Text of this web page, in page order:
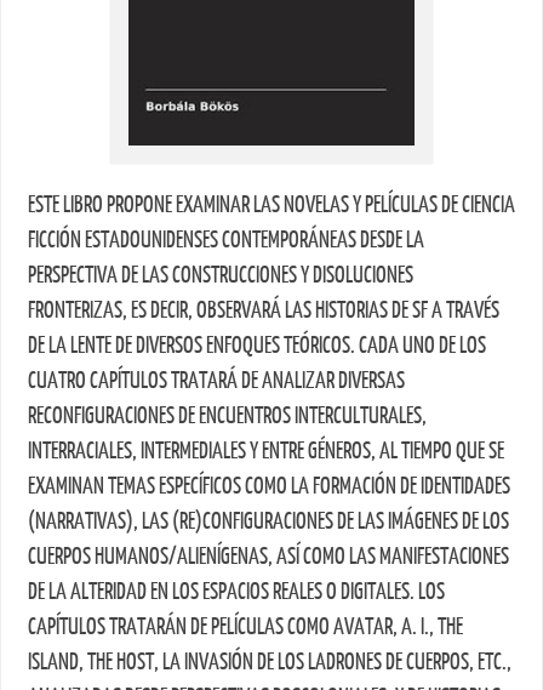
ESTE LIBRO PROPONE EXAMINAR LAS NOVELAS Y PELÍCULAS DE CIENCIA
FICCIÓN ESTADOUNIDENSES CONTEMPORÁNEAS DESDE LA
PERSPECTIVA DE LAS CONSTRUCCIONES Y DISOLUCIONES
FRONTERIZAS, ES DECIR, OBSERVARÁ LAS HISTORIAS DE SF A TRAVÉS
DE LA LENTE DE DIVERSOS ENFOQUES TEÓRICOS. CADA UNO DE LOS
CUATRO CAPÍTULOS TRATARÁ DE ANALIZAR DIVERSAS
RECONFIGURACIONES DE ENCUENTROS INTERCULTURALES,
INTERRACIALES, INTERMEDIALES Y ENTRE GÉNEROS, AL TIEMPO QUE SE
EXAMINAN TEMAS ESPECÍFICOS COMO LA FORMACIÓN DE IDENTIDADES
(NARRATIVAS), LAS (RE)CONFIGURACIONES DE LAS IMÁGENES DE LOS
CUERPOS HUMANOS/ALIENÍGENAS, ASÍ COMO LAS MANIFESTACIONES
DE LA ALTERIDAD EN LOS ESPACIOS REALES O DIGITALES. LOS
CAPÍTULOS TRATARÁN DE PELÍCULAS COMO AVATAR, A. I., THE
ISLAND, THE HOST, LA INVASIÓN DE LOS LADRONES DE CUERPOS, ETC.,